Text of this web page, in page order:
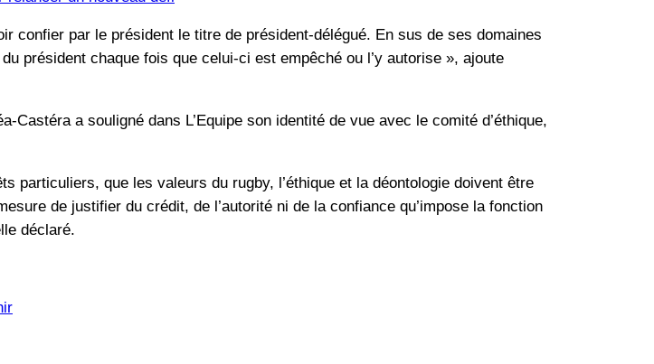
par le président le titre de président-délégué. En sus de ses domaines
président chaque fois que celui-ci est empêché ou l’y autorise », ajoute
Castéra a souligné dans L’Equipe son identité de vue avec le comité d’éthique,
particuliers, que les valeurs du rugby, l’éthique et la déontologie doivent être
de justifier du crédit, de l’autorité ni de la confiance qu’impose la fonction
déclaré.